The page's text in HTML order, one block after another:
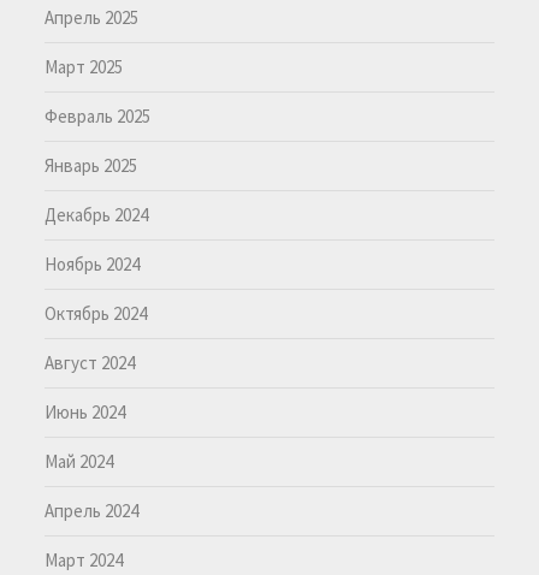
Апрель 2025
Март 2025
Февраль 2025
Январь 2025
Декабрь 2024
Ноябрь 2024
Октябрь 2024
Август 2024
Июнь 2024
Май 2024
Апрель 2024
Март 2024